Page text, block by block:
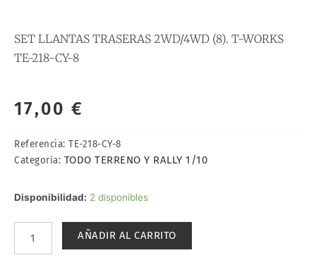
SET LLANTAS TRASERAS 2WD/4WD (8). T-WORKS
TE-218-CY-8
17,00 €
Referencia: TE-218-CY-8
Categoría: TODO TERRENO Y RALLY 1/10
Disponibilidad: 2 disponibles
SET
2WD/4WD
AÑADIR AL CARRITO